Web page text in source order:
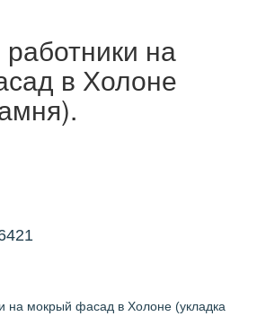
на
в Холоне
на мокрый фасад в Холоне (укладка